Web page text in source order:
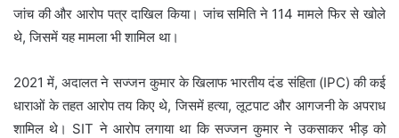
जांच की और आरोप पत्र दाखिल किया। जांच समिति ने 114 मामले फिर से खोले
थे, जिसमें यह मामला भी शामिल था।
2021 में, अदालत ने सज्जन कुमार के खिलाफ भारतीय दंड संहिता (IPC) की कई
धाराओं के तहत आरोप तय किए थे, जिसमें हत्या, लूटपाट और आगजनी के अपराध
शामिल थे। SIT ने आरोप लगाया था कि सज्जन कुमार ने उकसाकर भीड़ को